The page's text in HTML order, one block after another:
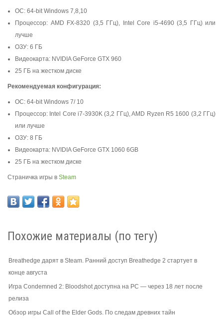
ОС: 64-bit Windows 7,8,10
Процессор: AMD FX-8320 (3,5 ГГц), Intel Core i5-4690 (3,5 ГГц) или
лучше
ОЗУ: 6 ГБ
Видеокарта: NVIDIA GeForce GTX 960
25 ГБ на жестком диске
Рекомендуемая конфигурация:
ОС: 64-bit Windows 7/ 10
Процессор: Intel Core i7-3930K (3,2 ГГц), AMD Ryzen R5 1600 (3,2 ГГц)
или лучше
ОЗУ: 8 ГБ
Видеокарта: NVIDIA GeForce GTX 1060 6GB
25 ГБ на жестком диске
Страничка игры в Steam
Похожие материалы (по тегу)
Breathedge дарят в Steam. Ранний доступ Breathedge 2 стартует в
конце августа
Игра Condemned 2: Bloodshot доступна на PC — через 18 лет после
релиза
Обзор игры Call of the Elder Gods. По следам древних тайн